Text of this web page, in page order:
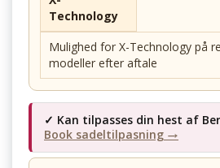
Technology
Mulighed for X-Technology på
modeller efter aftale
✓ Kan tilpasses din hest af
Book sadeltilpasning →